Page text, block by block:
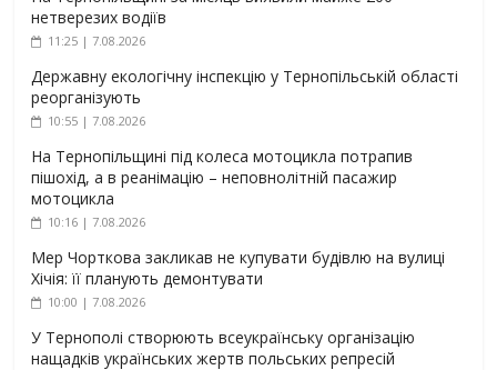
нетверезих водіїв
11:25 | 7.08.2026
Державну екологічну інспекцію у Тернопільській області
реорганізують
10:55 | 7.08.2026
На Тернопільщині під колеса мотоцикла потрапив
пішохід, а в реанімацію – неповнолітній пасажир
мотоцикла
10:16 | 7.08.2026
Мер Чорткова закликав не купувати будівлю на вулиці
Хічія: її планують демонтувати
10:00 | 7.08.2026
У Тернополі створюють всеукраїнську організацію
нащадків українських жертв польських репресій